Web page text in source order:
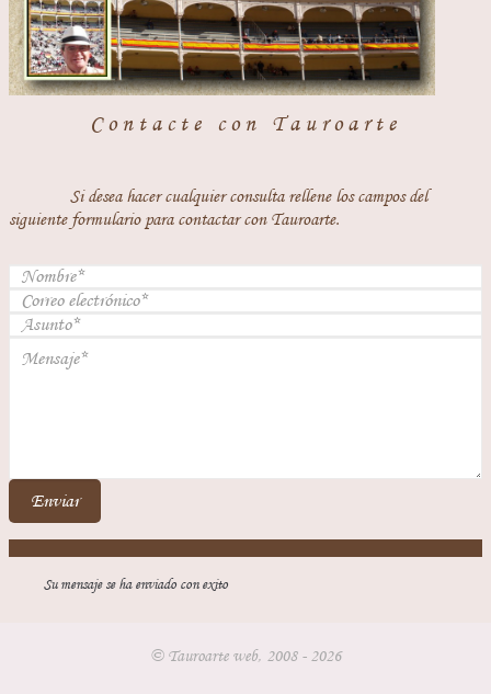
Contacte con Tauroarte
Si desea hacer cualquier consulta rellene los campos del
siguiente formulario para contactar con Tauroarte.
Enviar
Su mensaje se ha enviado con exito
© Tauroarte web, 2008 - 2026